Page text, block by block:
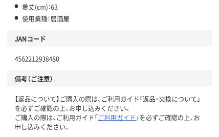
着丈(cm)：63
使用業種：居酒屋
JANコード
4562212938480
備考（ご注意）
【返品について】ご購入の際は、ご利用ガイド「返品・交換について」
を必ずご確認の上、お申し込みください。
ご購入の際は、ご利用ガイド「ご利用ガイド 」を必ずご確認の上、お
申し込みください。